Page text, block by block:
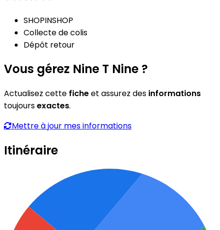
SHOPINSHOP
Collecte de colis
Dépôt retour
Vous gérez Nine T Nine ?
Actualisez cette ficheet assurez des informations
toujoursexactes.
Mettre à jour mes informations
Itinéraire